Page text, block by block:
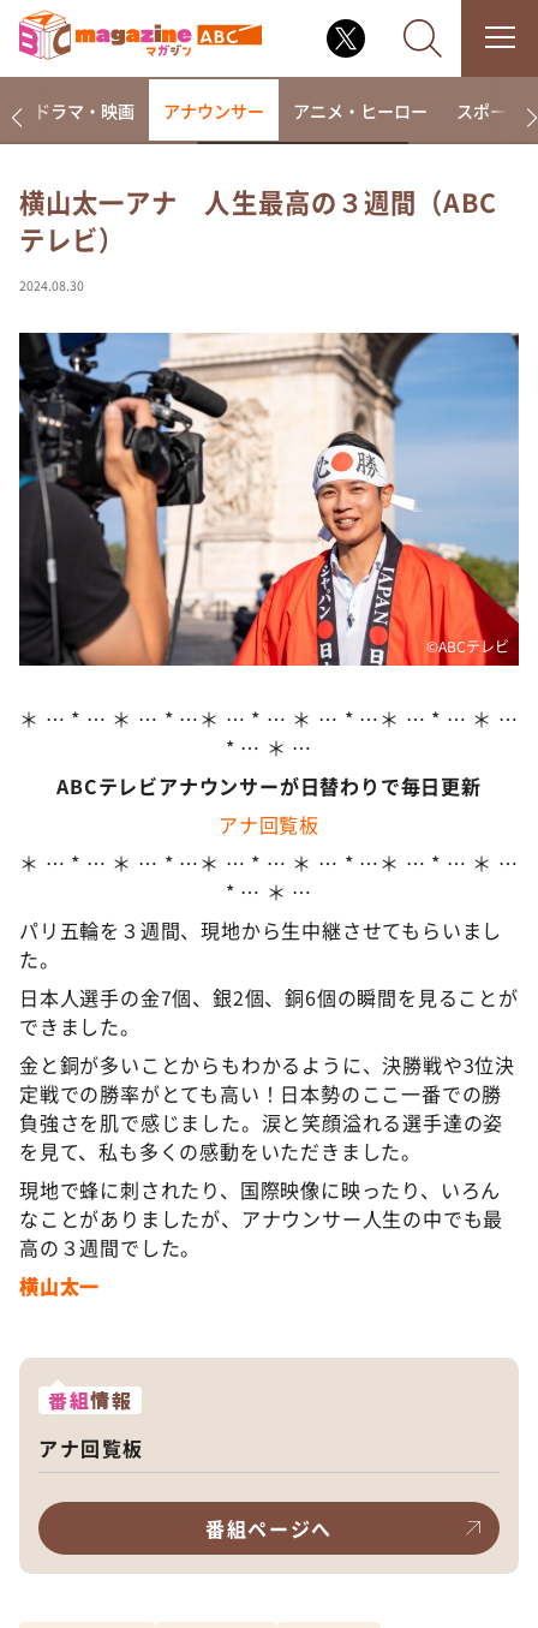
なるみ・岡村の過ぎるTV
相席食堂
～人生密着トークバラエティ！～ やすとものいたっ
て真剣です
探偵！ナイトスクープ
news おかえり
河合＆A.B.C-Z塚田×福井アナ「なんでやねん！？」
（news おかえり）
DAIGOも台所 ～きょうの献立 何にする？～
本日はダイアンなり！シーズン２
朝だ！生です旅サラダ
教えて！ニュースライブ 正義のミカタ
ＬＩＦＥ～夢のカタチ～
新婚さんいらっしゃい！
ポツンと一軒家
ぺこぱのまるスポ
アナ回覧板
ドラマ・映画 アナウンサー アニメ・ヒーロー スポーツ
横山太一アナ 人生最高の３週間（ABC
テレビ）
2024.08.30
©️ABCテレビ
＊ … * … ＊ … * …＊ … * … ＊ … * …＊ … * … ＊ …
* … ＊ …
ABCテレビアナウンサーが日替わりで毎日更新
アナ回覧板
＊ … * … ＊ … * …＊ … * … ＊ … * …＊ … * … ＊ …
* … ＊ …
パリ五輪を３週間、現地から生中継させてもらいまし
た。
日本人選手の金7個、銀2個、銅6個の瞬間を見ることが
できました。
金と銅が多いことからもわかるように、決勝戦や3位決
定戦での勝率がとても高い！日本勢のここ一番での勝
負強さを肌で感じました。涙と笑顔溢れる選手達の姿
を見て、私も多くの感動をいただきました。
現地で蜂に刺されたり、国際映像に映ったり、いろん
なことがありましたが、アナウンサー人生の中でも最
高の３週間でした。
横山太一
番組情報
アナ回覧板
番組ページへ